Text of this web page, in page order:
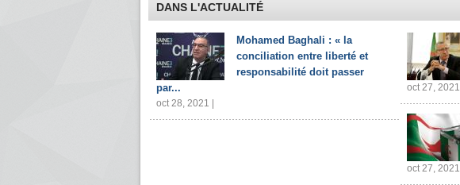
DANS L'ACTUALITÉ
Mohamed Baghali : « la
conciliation entre liberté et
responsabilité doit passer
par...
oct 28, 2021 |
oct 27, 2021 |
oct 27, 2021 |